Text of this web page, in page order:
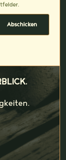
Abschicken